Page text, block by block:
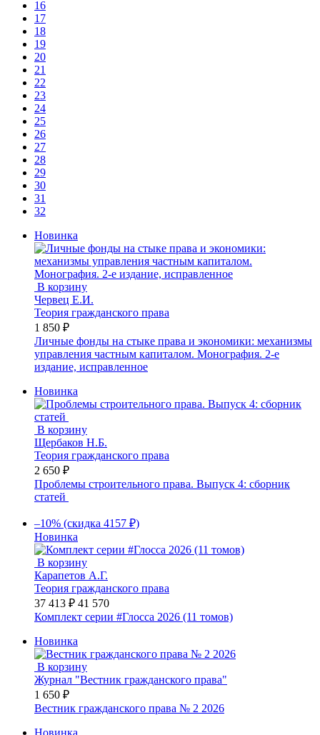
16
17
18
19
20
21
22
23
24
25
26
27
28
29
30
31
32
Новинка
В корзину
Червец Е.И.
Теория гражданского права
1 850 ₽
Личные фонды на стыке права и экономики: механизмы
управления частным капиталом. Монография. 2-е
издание, исправленное
Новинка
В корзину
Щербаков Н.Б.
Теория гражданского права
2 650 ₽
Проблемы строительного права. Выпуск 4: сборник
статей
–10% (скидка 4157 ₽)
Новинка
В корзину
Карапетов А.Г.
Теория гражданского права
37 413 ₽ 41 570
Комплект серии #Глосса 2026 (11 томов)
Новинка
В корзину
Журнал "Вестник гражданского права"
1 650 ₽
Вестник гражданского права № 2 2026
Новинка